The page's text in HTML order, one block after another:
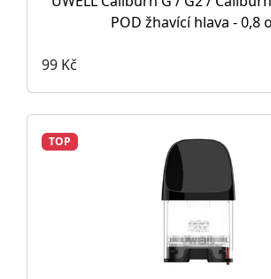
POD žhavící hlava - 0,8
99 Kč
TOP